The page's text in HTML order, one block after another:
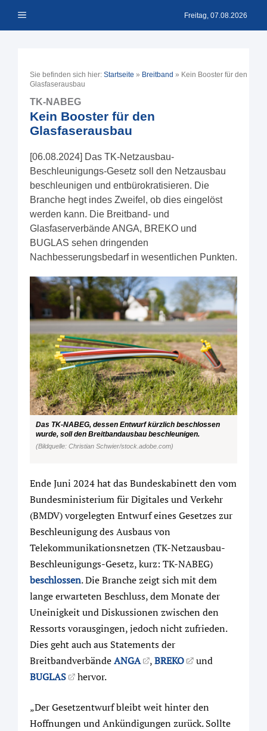
Inhalt Menü Freitag, 07.08.2026
Sie befinden sich hier: Startseite » Breitband » Kein Booster für den
Glasfaserausbau
TK-NABEG
Kein Booster für den
Glasfaserausbau
[06.08.2024] Das TK-Netzausbau-
Beschleunigungs-Gesetz soll den Netzausbau
beschleunigen und entbürokratisieren. Die
Branche hegt indes Zweifel, ob dies eingelöst
werden kann. Die Breitband- und
Glasfaserverbände ANGA, BREKO und
BUGLAS sehen dringenden
Nachbesserungsbedarf in wesentlichen Punkten.
Das TK-NABEG, dessen Entwurf kürzlich beschlossen
wurde, soll den Breitbandausbau beschleunigen.
(Bildquelle: Christian Schwier/stock.adobe.com)
Ende Juni 2024 hat das Bundeskabinett den vom
Bundesministerium für Digitales und Verkehr
(BMDV) vorgelegten Entwurf eines Gesetzes zur
Beschleunigung des Ausbaus von
Telekommunikationsnetzen (TK-Netzausbau-
Beschleunigungs-Gesetz, kurz: TK-NABEG)
beschlossen. Die Branche zeigt sich mit dem
lange erwarteten Beschluss, dem Monate der
Uneinigkeit und Diskussionen zwischen den
Ressorts vorausgingen, jedoch nicht zufrieden.
Dies geht auch aus Statements der
BreitbandverbändeANGA ,BREKO
und
BUGLAS
hervor.
„Der Gesetzentwurf bleibt weit hinter den
Hoffnungen und Ankündigungen zurück. Sollte